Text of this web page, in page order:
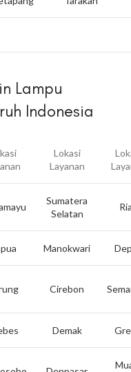
Lampu
Indonesia
Lokasi
Layanan
Sumatera
Selatan
Manokwari
Cirebon
Demak